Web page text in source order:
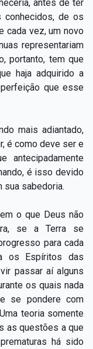
antes de ter
de os
cada vez, um novo
representariam
portanto, tem que
haja adquirido a
que esse
mais adiantado,
é como deve ser e
antecipadamente
é isso devido
sua sabedoria.
o que Deus não
se a Terra se
para cada
os Espíritos das
passar aí alguns
os quais nada
se pondere com
teoria somente
as questões a que
há sido